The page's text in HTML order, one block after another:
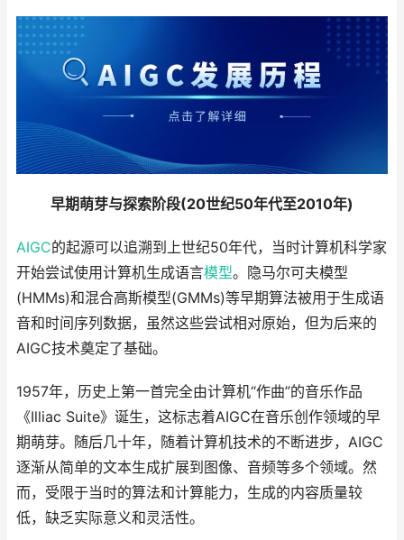
早期萌芽与探索阶段(20世纪50年代至2010年)
AIGC的起源可以追溯到上世纪50年代，当时计算机科学家
开始尝试使用计算机生成语言模型。隐马尔可夫模型
(HMMs)和混合高斯模型(GMMs)等早期算法被用于生成语
音和时间序列数据，虽然这些尝试相对原始，但为后来的
AIGC技术奠定了基础。
1957年，历史上第一首完全由计算机“作曲”的音乐作品
《Illiac Suite》诞生，这标志着AIGC在音乐创作领域的早
期萌芽。随后几十年，随着计算机技术的不断进步，AIGC
逐渐从简单的文本生成扩展到图像、音频等多个领域。然
而，受限于当时的算法和计算能力，生成的内容质量较
低，缺乏实际意义和灵活性。